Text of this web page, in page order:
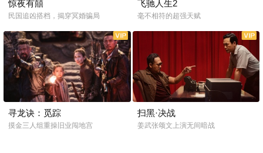
惊夜有囍
民国追凶搭档，揭穿冥婚骗局
飞驰人生2
毫不相符的超强天赋
寻龙诀：觅踪
摸金三人组重操旧业闯地宫
扫黑·决战
姜武张颂文上演无间暗战